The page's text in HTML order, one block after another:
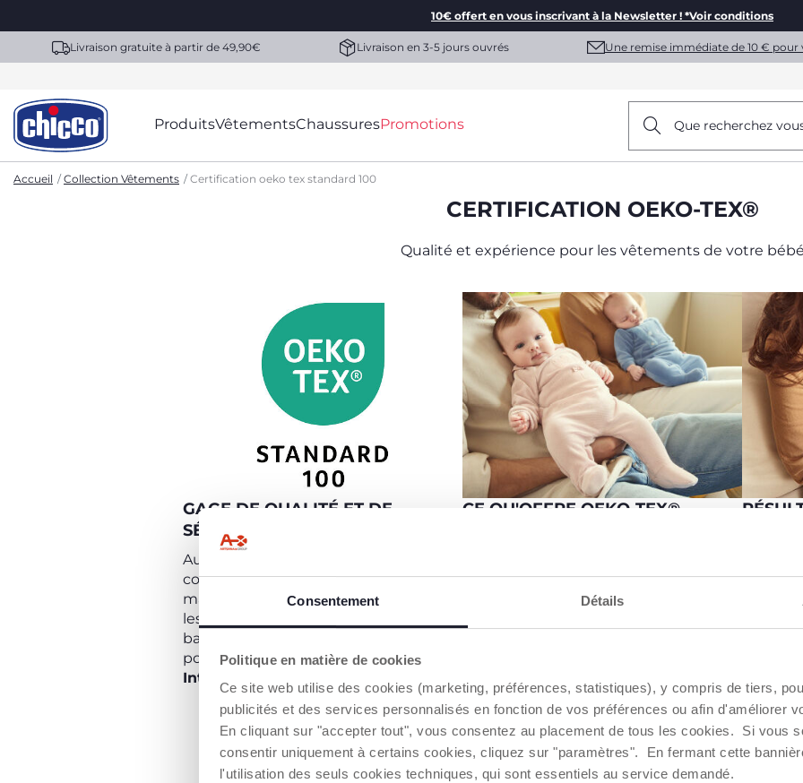
Consentement Détails
Politique en matière de cookies
Ce site web utilise des cookies (marketing, préférences, statistiques), y compris de tiers,
publicités et des services personnalisés en fonction de vos préférences ou afin d'améliorer
En cliquant sur "accepter tout", vous consentez au placement de tous les cookies. Si vous
consentir uniquement à certains cookies, cliquez sur "paramètres". En fermant cette
l'utilisation des seuls cookies techniques, qui sont essentiels au service demandé.
10€ offert en vous inscrivant à la Newsletter ! *Voir conditions
Livraison gratuite à partir de 49,90€ Livraison en 3-5 jours ouvrés Une remise immédiate de 10 € pour
ProduitsVêtementsChaussuresPromotions Que recherchez
Accueil Collection Vêtements Certification oeko tex standard 100
CERTIFICATION OEKO-TEX®
Qualité et expérience pour les vêtements de votre bébé
GAGE DE QUALITÉ ET DE
SÉCURITÉ ÉCOLOGIQUE
Aujourd'hui, la norme Oeko-Tex
confirme l'engagement de Chicco. La
marguerite sur l'étiquette indique que
les layettes, les pyjamas dors-bien, les
bavoirs, les couvertures et les draps
possèdent cetteCertification
Internationale
CE QU'OFFRE OEKO-TEX®
Absence de substances nocives: des
tests et des contrôles approfondis
garantissent l'absence de substances
d'accessoires certifiés, surveillés et
contrôlés.
Sécurité et protection de l'homme et
de l'environnementà toutes les
étapes de la production.
La
la suite
La
qualité